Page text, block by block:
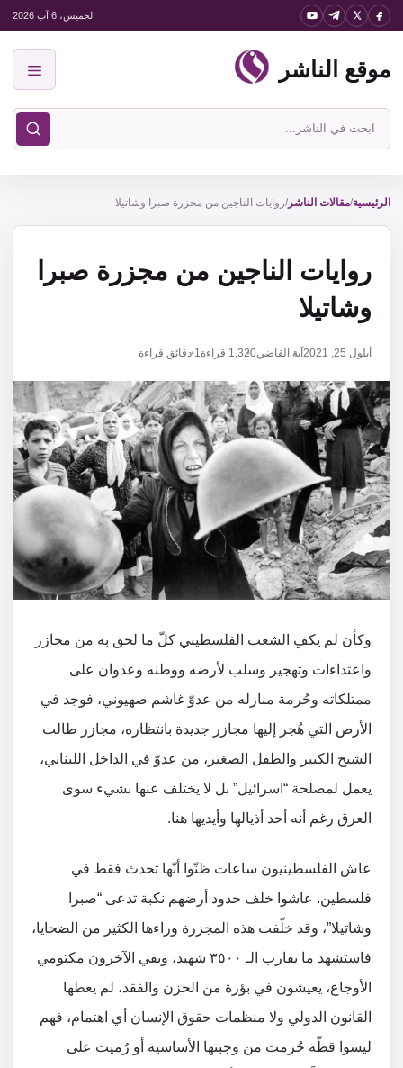
انتقل
المحتوى
الخميس، 6 آب 2026
موقع الناشر
ابحث
في
الناشر
الرئيسية/مقالات الناشر/روايات الناجين من مجزرة صبرا وشاتيلا
روايات الناجين من مجزرة صبرا
وشاتيلا
أيلول 25, 2021 آية القاضي1,320 قراءة1 دقائق قراءة
وكأن لم يكفِ الشعب الفلسطيني كلّ ما لحق به من مجازر
واعتداءات وتهجير وسلب لأرضه ووطنه وعدوان على
ممتلكاته وحُرمة منازله من عدوّ غاشم صهيوني، فوجد في
الأرض التي هُجر إليها مجازر جديدة بانتظاره، مجازر طالت
الشيخ الكبير والطفل الصغير، من عدوّ في الداخل اللبناني،
يعمل لمصلحة “اسرائيل” بل لا يختلف عنها بشيء سوى
العرق رغم أنه أحد أذيالها وأيديها هنا.
عاش الفلسطينيون ساعات ظنّوا أنّها تحدث فقط في
فلسطين. عاشوا خلف حدود أرضهم نكبة تدعى “صبرا
وشاتيلا”، وقد خلّفت هذه المجزرة وراءها الكثير من الضحايا،
فاستشهد ما يقارب الـ ٣٥٠٠ شهيد، وبقي الآخرون مكتومي
الأوجاع، يعيشون في بؤرة من الحزن والفقد، لم يعطها
القانون الدولي ولا منظمات حقوق الإنسان أي اهتمام، فهم
ليسوا قطّة حُرمت من وجبتها الأساسية أو رُميت على